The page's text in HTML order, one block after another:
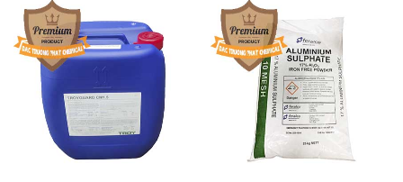
Chất Bảo Quản CMIT Thái
Lan Thailand
Phèn Nhôm – Al2(SO4)3 17%
Ấn Độ India